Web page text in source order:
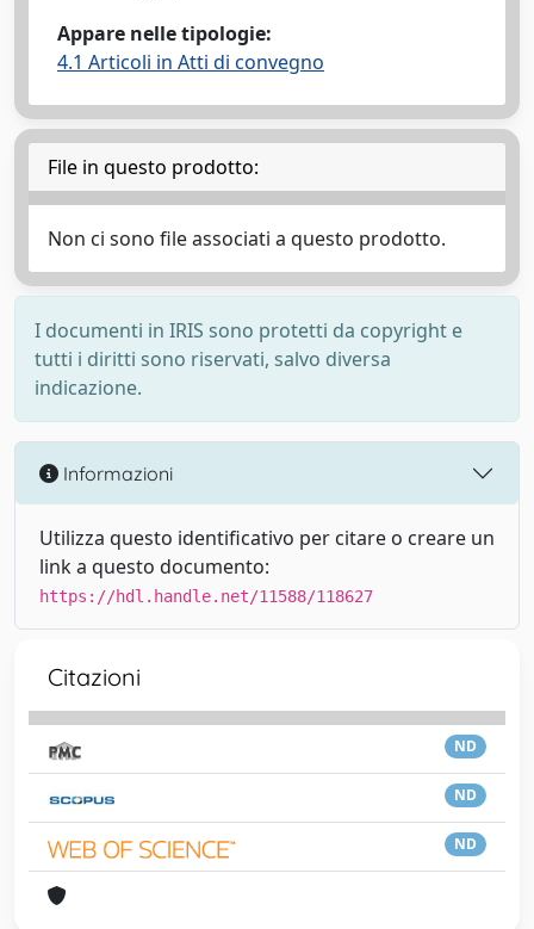
Appare nelle tipologie:
4.1 Articoli in Atti di convegno
File in questo prodotto:
Non ci sono file associati a questo prodotto.
I documenti in IRIS sono protetti da copyright e
tutti i diritti sono riservati, salvo diversa
indicazione.
Informazioni
Utilizza questo identificativo per citare o creare un
link a questo documento:
https://hdl.handle.net/11588/118627
Citazioni
ND
ND
ND